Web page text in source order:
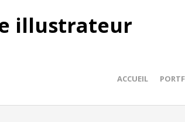
illustrateur
ACCUEIL